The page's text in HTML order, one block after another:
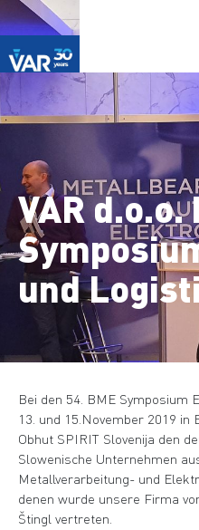
VAR d.o.o.
und
Bei den 54. BME Symposium
13. und 15.November 2019 in
Obhut SPIRIT Slovenija den
Slowenische Unternehmen
Metallverarbeitung- und
denen wurde unsere Firma
Štingl vertreten.